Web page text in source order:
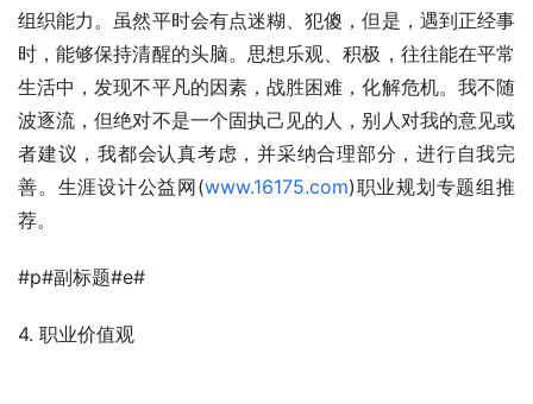
组织能力。虽然平时会有点迷糊、犯傻，但是，遇到正经事
时，能够保持清醒的头脑。思想乐观、积极，往往能在平常
生活中，发现不平凡的因素，战胜困难，化解危机。我不随
波逐流，但绝对不是一个固执己见的人，别人对我的意见或
者建议，我都会认真考虑，并采纳合理部分，进行自我完
善。生涯设计公益网(www.16175.com)职业规划专题组推
荐。
#p#副标题#e#
4. 职业价值观